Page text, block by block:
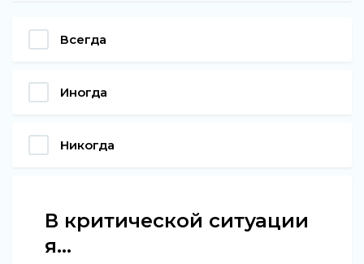
Всегда
Иногда
Никогда
В критической ситуации
я...